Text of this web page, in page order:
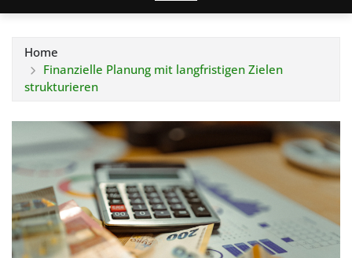
Home
Finanzielle Planung mit langfristigen Zielen
strukturieren